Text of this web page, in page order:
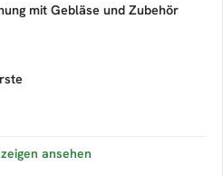
mit Gebläse und Zubehör
ansehen